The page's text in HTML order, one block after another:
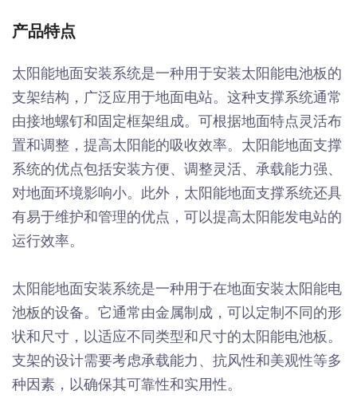
产品特点
太阳能地面安装系统是一种用于安装太阳能电池板的
支架结构，广泛应用于地面电站。这种支撑系统通常
由接地螺钉和固定框架组成。可根据地面特点灵活布
置和调整，提高太阳能的吸收效率。太阳能地面支撑
系统的优点包括安装方便、调整灵活、承载能力强、
对地面环境影响小。此外，太阳能地面支撑系统还具
有易于维护和管理的优点，可以提高太阳能发电站的
运行效率。
太阳能地面安装系统是一种用于在地面安装太阳能电
池板的设备。它通常由金属制成，可以定制不同的形
状和尺寸，以适应不同类型和尺寸的太阳能电池板。
支架的设计需要考虑承载能力、抗风性和美观性等多
种因素，以确保其可靠性和实用性。